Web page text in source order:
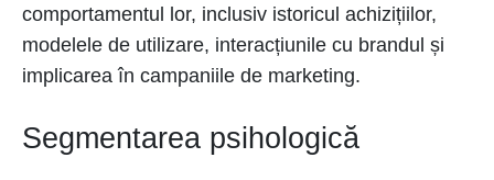
comportamentul lor, inclusiv istoricul achizițiilor,
modelele de utilizare, interacțiunile cu brandul și
implicarea în campaniile de marketing.
Segmentarea psihologică